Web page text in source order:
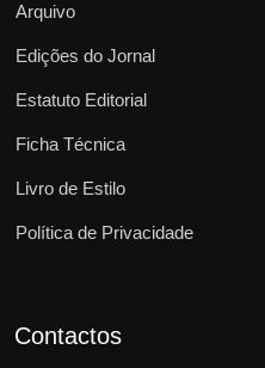
Arquivo
Edições do Jornal
Estatuto Editorial
Ficha Técnica
Livro de Estilo
Política de Privacidade
Contactos